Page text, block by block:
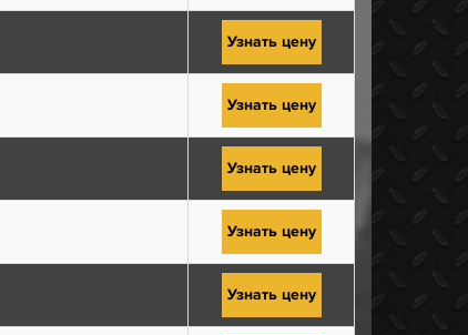
Узнать цену
Узнать цену
Узнать цену
Узнать цену
Узнать цену